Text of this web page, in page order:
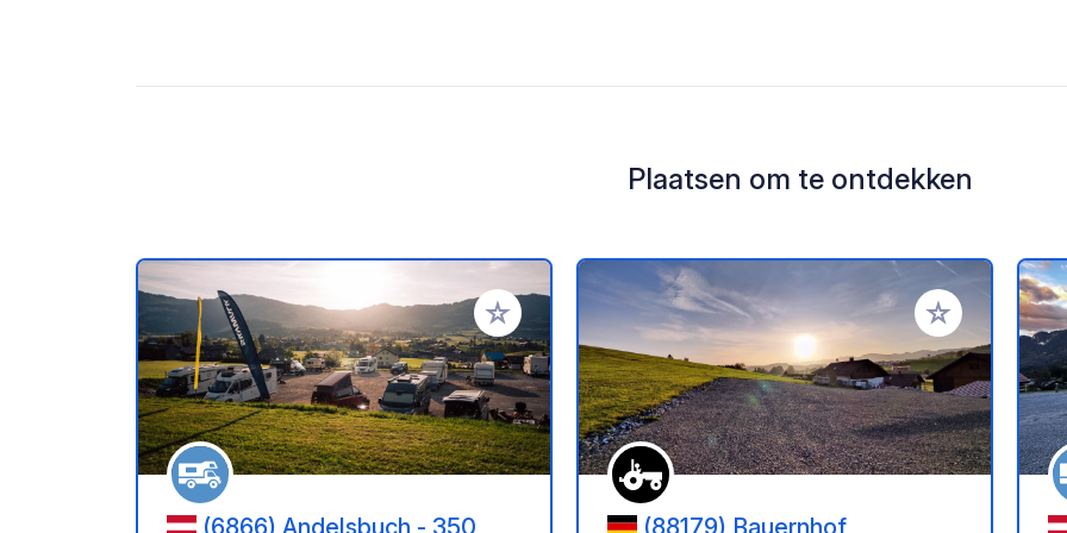
Plaatsen om te ontdekken
Voeg toe aan je favorieten
(6866) Andelsbuch - 350
Voeg toe aan je
(88179) Bauernhof